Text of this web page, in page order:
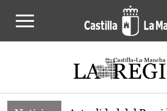
Noticias de la región